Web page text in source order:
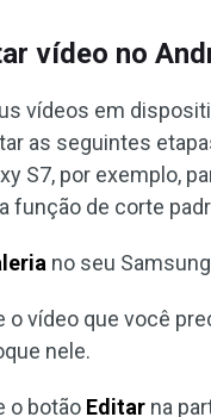
vídeo no
vídeos em
as seguintes
S7, por exemplo,
função de corte
no seu
o vídeo que você
nele.
o botão Editar na